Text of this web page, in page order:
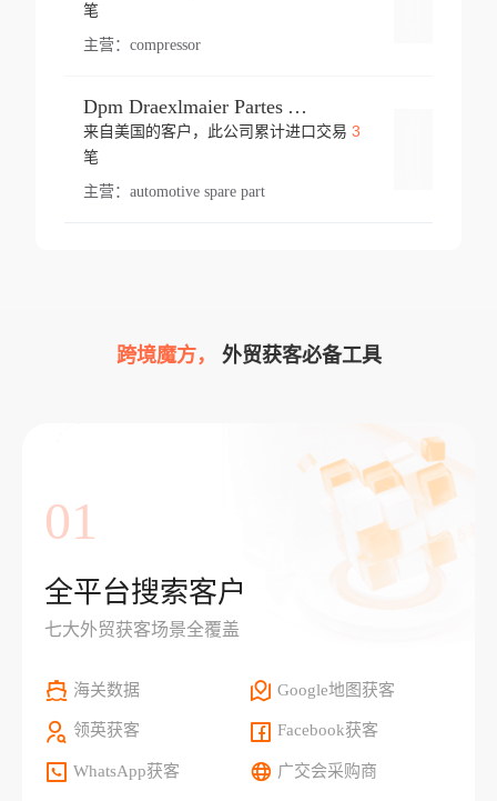
笔
主营： compressor
Dpm Draexlmaier Partes Automotrices Corr Ind Huejotzingo
来自美国的客户，此公司累计进口交易 3
笔
主营： automotive spare part
跨境魔方， 外贸获客必备工具
01
全平台搜索客户
七大外贸获客场景全覆盖
海关数据 Google地图获客
领英获客 Facebook获客
WhatsApp获客 广交会采购商